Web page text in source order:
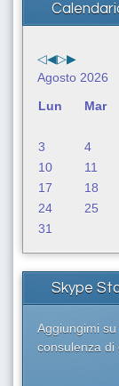
Agosto 2026
Lun
Mar
3
4
10
11
17
18
24
25
31
Skype
Aggiungimi
consulenza di